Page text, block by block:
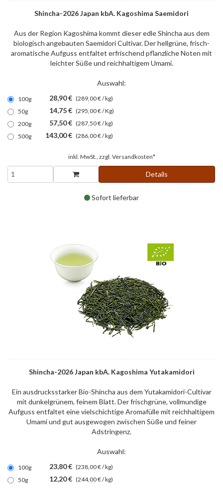
Shincha-2026 Japan kbA. Kagoshima Saemidori
Aus der Region Kagoshima kommt dieser edle Shincha aus dem
biologisch angebauten Saemidori Cultivar. Der hellgrüne, frisch-
aromatische Aufguss entfaltet erfrischend pflanzliche Noten mit
leichter Süße und reichhaltigem Umami.
Auswahl:
100g 28,90 € (289,00 € / kg)
50g
14,75 € (295,00 € / Kg)
200g
57,50 € (287,50 € / kg)
500g
143,00 € (286,00 € / kg)
inkl. MwSt., zzgl. Versandkosten*
Details
Sofort lieferbar
Shincha-2026 Japan kbA. Kagoshima Yutakamidori
Ein ausdrucksstarker Bio-Shincha aus dem Yutakamidori-Cultivar
mit dunkelgrünem, feinem Blatt. Der frischgrüne, vollmundige
Aufguss entfaltet eine vielschichtige Aromafülle mit reichhaltigem
Umami und gut ausgewogen zwischen Süße und feiner
Adstringenz.
Auswahl:
100g 23,80 € (238,00 € / kg)
50g
12,20 € (244,00 € / kg)